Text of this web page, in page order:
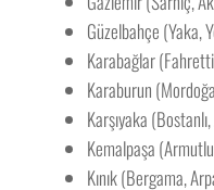
Güzelbahçe (Yaka,
Karabağlar
Karaburun
Karşıyaka
Kemalpaşa
Kınık (Bergama,